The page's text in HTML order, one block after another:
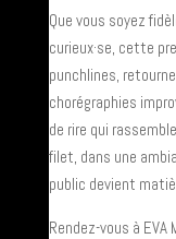
Que vous soyez
curieux·se, cette
punchlines,
chorégraphies
de rire qui
filet, dans une
public devient
Rendez-vous à EVA